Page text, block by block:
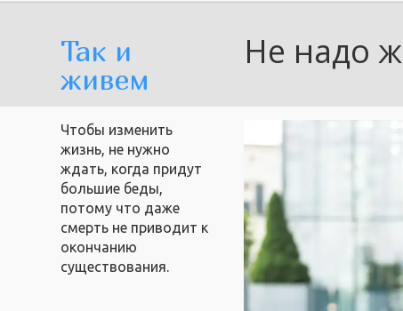
Так и
живем
Не надо
Чтобы изменить
жизнь, не нужно
ждать, когда придут
большие беды,
потому что даже
смерть не приводит к
окончанию
существования.